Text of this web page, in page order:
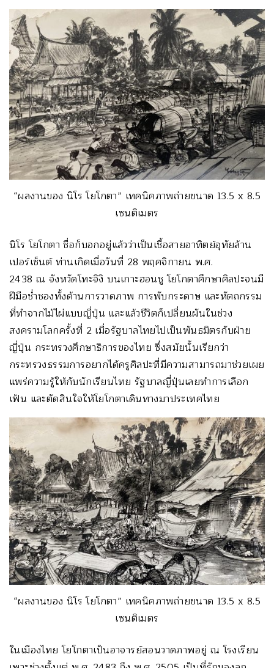
“ผลงานของ นิโร โยโกตา” เทคนิคภาพถ่ายขนาด 13.5 x 8.5
เซนติเมตร
นิโร โยโกตา ชื่อก็บอกอยู่แล้วว่าเป็นเชื้อสายอาทิตย์อุทัยล้าน
เปอร์เซ็นต์ ท่านเกิดเมื่อวันที่ 28 พฤศจิกายน พ.ศ.
2438 ณ จังหวัดโทะจิงิ บนเกาะฮอนชู โยโกตาศึกษาศิลปะจนมี
ฝีมือช่ำชองทั้งด้านการวาดภาพ การพับกระดาษ และหัตถกรรม
ที่ทำจากไม้ไผ่แบบญี่ปุ่น และแล้วชีวิตก็เปลี่ยนผันในช่วง
สงครามโลกครั้งที่ 2 เมื่อรัฐบาลไทยไปเป็นพันธมิตรกับฝ่าย
ญี่ปุ่น กระทรวงศึกษาธิการของไทย ซึ่งสมัยนั้นเรียกว่า
กระทรวงธรรมการอยากได้ครูศิลปะที่มีความสามารถมาช่วยเผย
แพร่ความรู้ให้กับนักเรียนไทย รัฐบาลญี่ปุ่นเลยทำการเลือก
เฟ้น และตัดสินใจให้โยโกตาเดินทางมาประเทศไทย
“ผลงานของ นิโร โยโกตา” เทคนิคภาพถ่ายขนาด 13.5 x 8.5
เซนติเมตร
ในเมืองไทย โยโกตาเป็นอาจารย์สอนวาดภาพอยู่ ณ โรงเรียน